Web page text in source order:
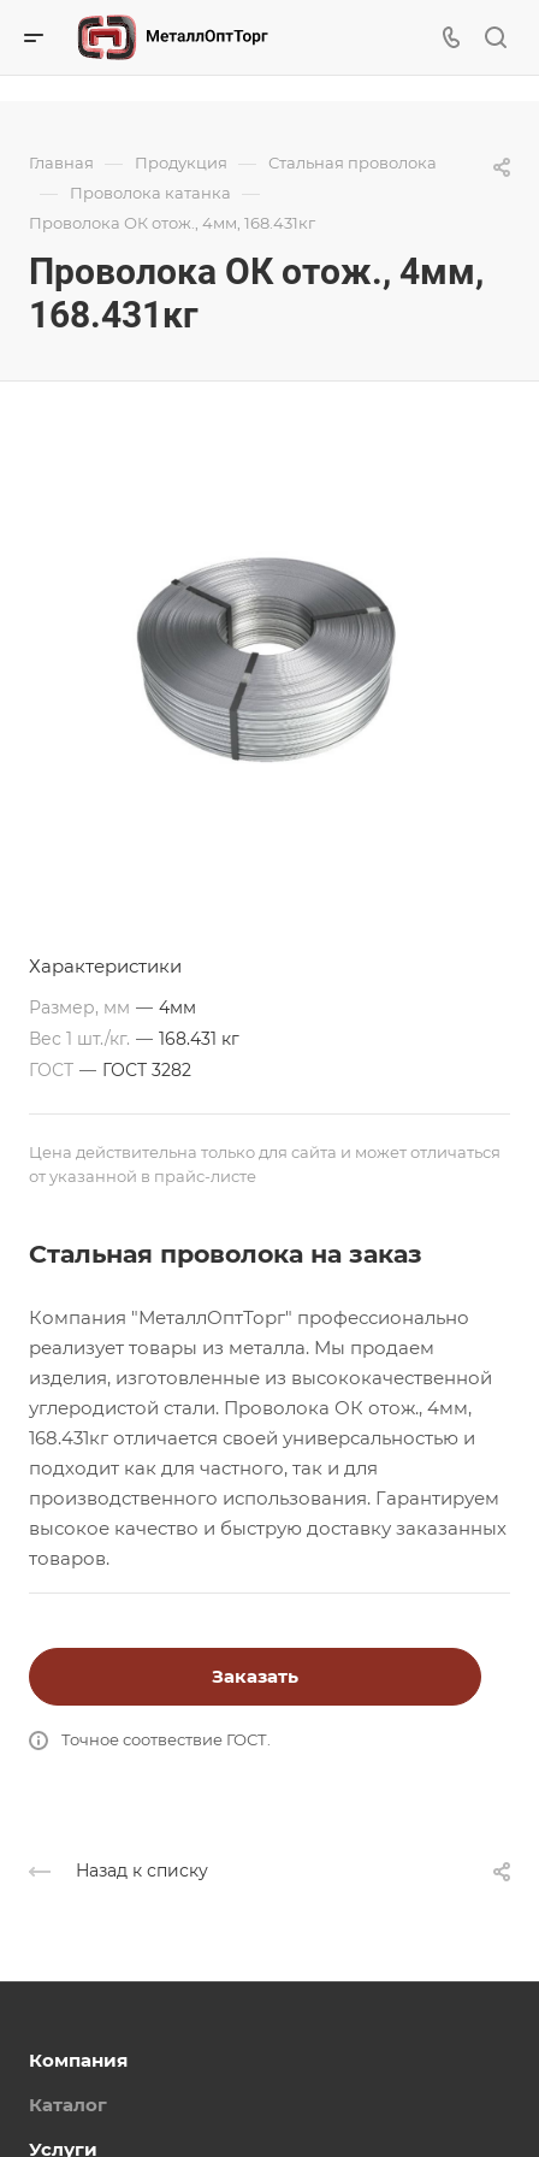
Главная — Продукция — Стальная проволока
— Проволока катанка —
Проволока ОК отож., 4мм, 168.431кг
Проволока ОК отож., 4мм,
168.431кг
Характеристики
Размер, мм — 4мм
Вес 1 шт./кг. — 168.431 кг
ГОСТ — ГОСТ 3282
Цена действительна только для сайта и может отличаться
от указанной в прайс-листе
Стальная проволока на заказ
Компания "МеталлОптТорг" профессионально
реализует товары из металла. Мы продаем
изделия, изготовленные из высококачественной
углеродистой стали. Проволока ОК отож., 4мм,
168.431кг отличается своей универсальностью и
подходит как для частного, так и для
производственного использования. Гарантируем
высокое качество и быструю доставку заказанных
товаров.
Заказать
Точное соотвествие ГОСТ.
Назад к списку
Компания
Каталог
Услуги